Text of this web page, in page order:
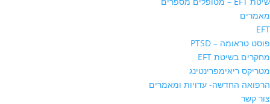
מאמרים
EFT
פוסט טראומה – PTSD
מחקרים בשיטת EFT
מטריקס ריאימפרינטינג
הרפואה החדשה- עדויות ומאמרים
צור קשר